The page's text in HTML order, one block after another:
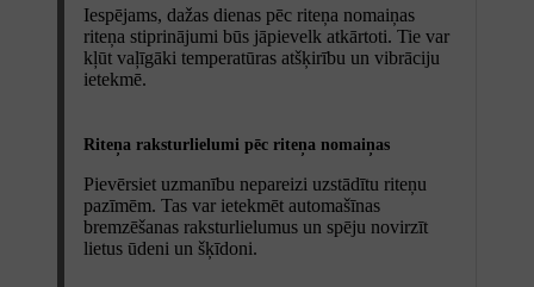
Iespējams, dažas dienas pēc riteņa nomaiņas
riteņa stiprinājumi būs jāpievelk atkārtoti. Tie var
kļūt vaļīgāki temperatūras atšķirību un vibrāciju
ietekmē.
Riteņa raksturlielumi pēc riteņa nomaiņas
Pievērsiet uzmanību nepareizi uzstādītu riteņu
pazīmēm. Tas var ietekmēt automašīnas
bremzēšanas raksturlielumus un spēju novirzīt
lietus ūdeni un šķīdoni.